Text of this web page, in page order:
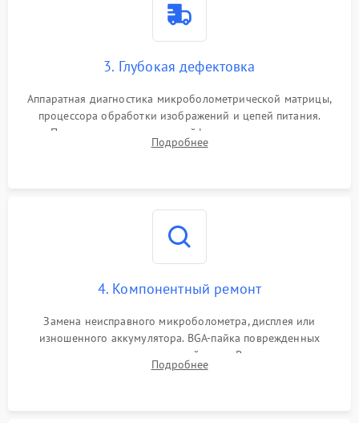
3. Глубокая дефектовка
Аппаратная диагностика микроболометрической матрицы,
процессора обработки изображений и цепей питания.
Проверка целостности шлейфов, модуля памяти и
интерфейсов связи. Выявление сгоревших SMD-компонентов
Подробнее
4. Компонентный ремонт
Замена неисправного микроболометра, дисплея или
изношенного аккумулятора. BGA-пайка поврежденных
контроллеров на материнской плате. Восстановление
разъемов и кнопок, замена поврежденных элементов
Подробнее